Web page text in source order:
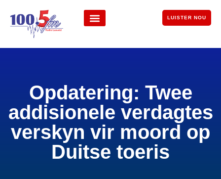
LUISTER NOU
Opdatering: Twee
addisionele verdagtes
verskyn vir moord op
Duitse toeris